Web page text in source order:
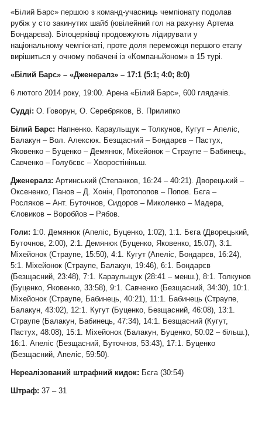
«Білий Барс» першою з команд-учасниць чемпіонату подолав
рубіж у сто закинутих шайб (ювілейний гол на рахунку Артема
Бондарєва). Білоцерківці продовжують лідирувати у
національному чемпіонаті, проте доля переможця першого етапу
вирішиться у очному побачені із «Компаньйоном» в 15 турі.
«Білий Барс» – «Дженералз» – 17:1 (5:1; 4:0; 8:0)
6 лютого 2014 року, 19:00. Арена «Білий Барс», 600 глядачів.
Судді: О. Говорун, О. Серебряков, В. Прилипко
Білий Барс: Напненко. Караульщук – Толкунов, Кугут – Апеліс,
Балакун – Вол. Алексюк. Безщасний – Бондарєв – Пастух,
Яковенко – Буценко – Демянюк, Міхейонок – Страупе – Бабинець,
Савченко – Голубєвс – Хворостініньш.
Дженералз: Артинський (Степанков, 16:24 – 40:21). Дворецький –
Оксененко, Панов – Д. Хонін, Протопопов – Попов. Бєга –
Росляков – Ант. Буточнов, Сидоров – Миколенко – Мадера,
Єловиков – Воробйов – Рябов.
Голи: 1:0. Демянюк (Апеліс, Буценко, 1:02), 1:1. Бєга (Дворецький,
Буточнов, 2:00), 2:1. Демянюк (Буценко, Яковенко, 15:07), 3:1.
Міхейонок (Страупе, 15:50), 4:1. Кугут (Апеліс, Бондарєв, 16:24),
5:1. Міхейонок (Страупе, Балакун, 19:46), 6:1. Бондарєв
(Безщасний, 23:48), 7:1. Караульщук (28:41 – менш.), 8:1. Толкунов
(Буценко, Яковенко, 33:58), 9:1. Савченко (Безщасний, 34:30), 10:1.
Міхейонок (Страупе, Бабинець, 40:21), 11:1. Бабинець (Страупе,
Балакун, 43:02), 12:1. Кугут (Буценко, Безщасний, 46:08), 13:1.
Страупе (Балакун, Бабинець, 47:34), 14:1. Безщасний (Кугут,
Пастух, 48:08), 15:1. Міхейонок (Балакун, Буценко, 50:02 – більш.),
16:1. Апеліс (Безщасний, Буточнов, 53:43), 17:1. Буценко
(Безщасний, Апеліс, 59:50).
Нереалізований штрафний кидок: Бєга (30:54)
Штраф: 37 – 31